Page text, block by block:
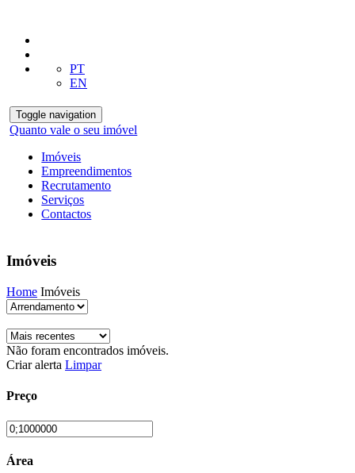
PT
EN
Toggle navigation
Quanto vale o seu imóvel
Imóveis
Empreendimentos
Recrutamento
Serviços
Contactos
Imóveis
Home Imóveis
Não foram encontrados imóveis.
Criar alerta Limpar
Preço
Área